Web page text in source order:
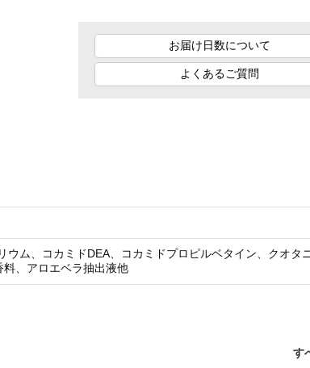
お届け日数について
よくあるご質問
ム、コカミドDEA、コカミドプロピルベタイン、クオタ
、アロエベラ抽出液他
す